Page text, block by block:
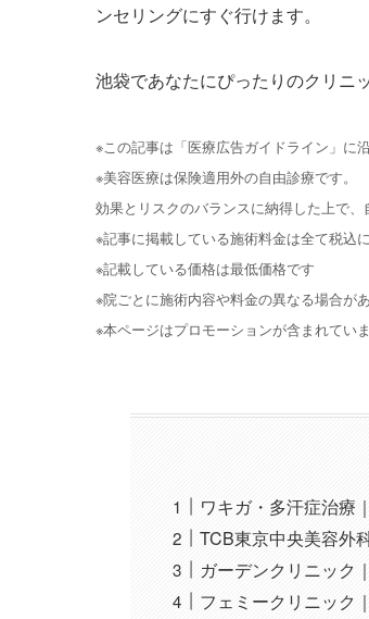
ンセリングにすぐ行けます。
池袋であなたにぴったりのクリニ
※この記事は「医療広告ガイドライン」に
※美容医療は保険適用外の自由診療です。
効果とリスクのバランスに納得した上で、
※記事に掲載している施術料金は全て税込
※記載している価格は最低価格です
※院ごとに施術内容や料金の異なる場合が
※本ページはプロモーションが含まれてい
ワキガ・多汗症治療
TCB東京中央美容外
ガーデンクリニック
フェミークリニック